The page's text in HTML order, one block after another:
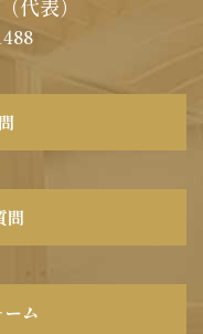
代表）
問
ーム